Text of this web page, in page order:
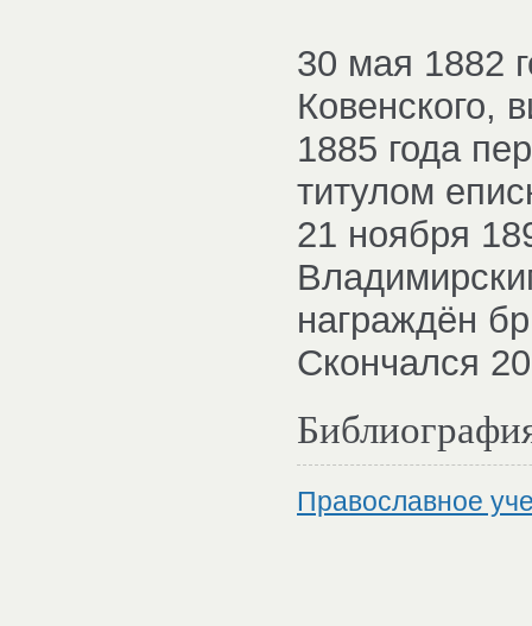
30 мая 1882
Ковенского,
1885 года
титулом
21 ноября
награждён
Скончался
Православное